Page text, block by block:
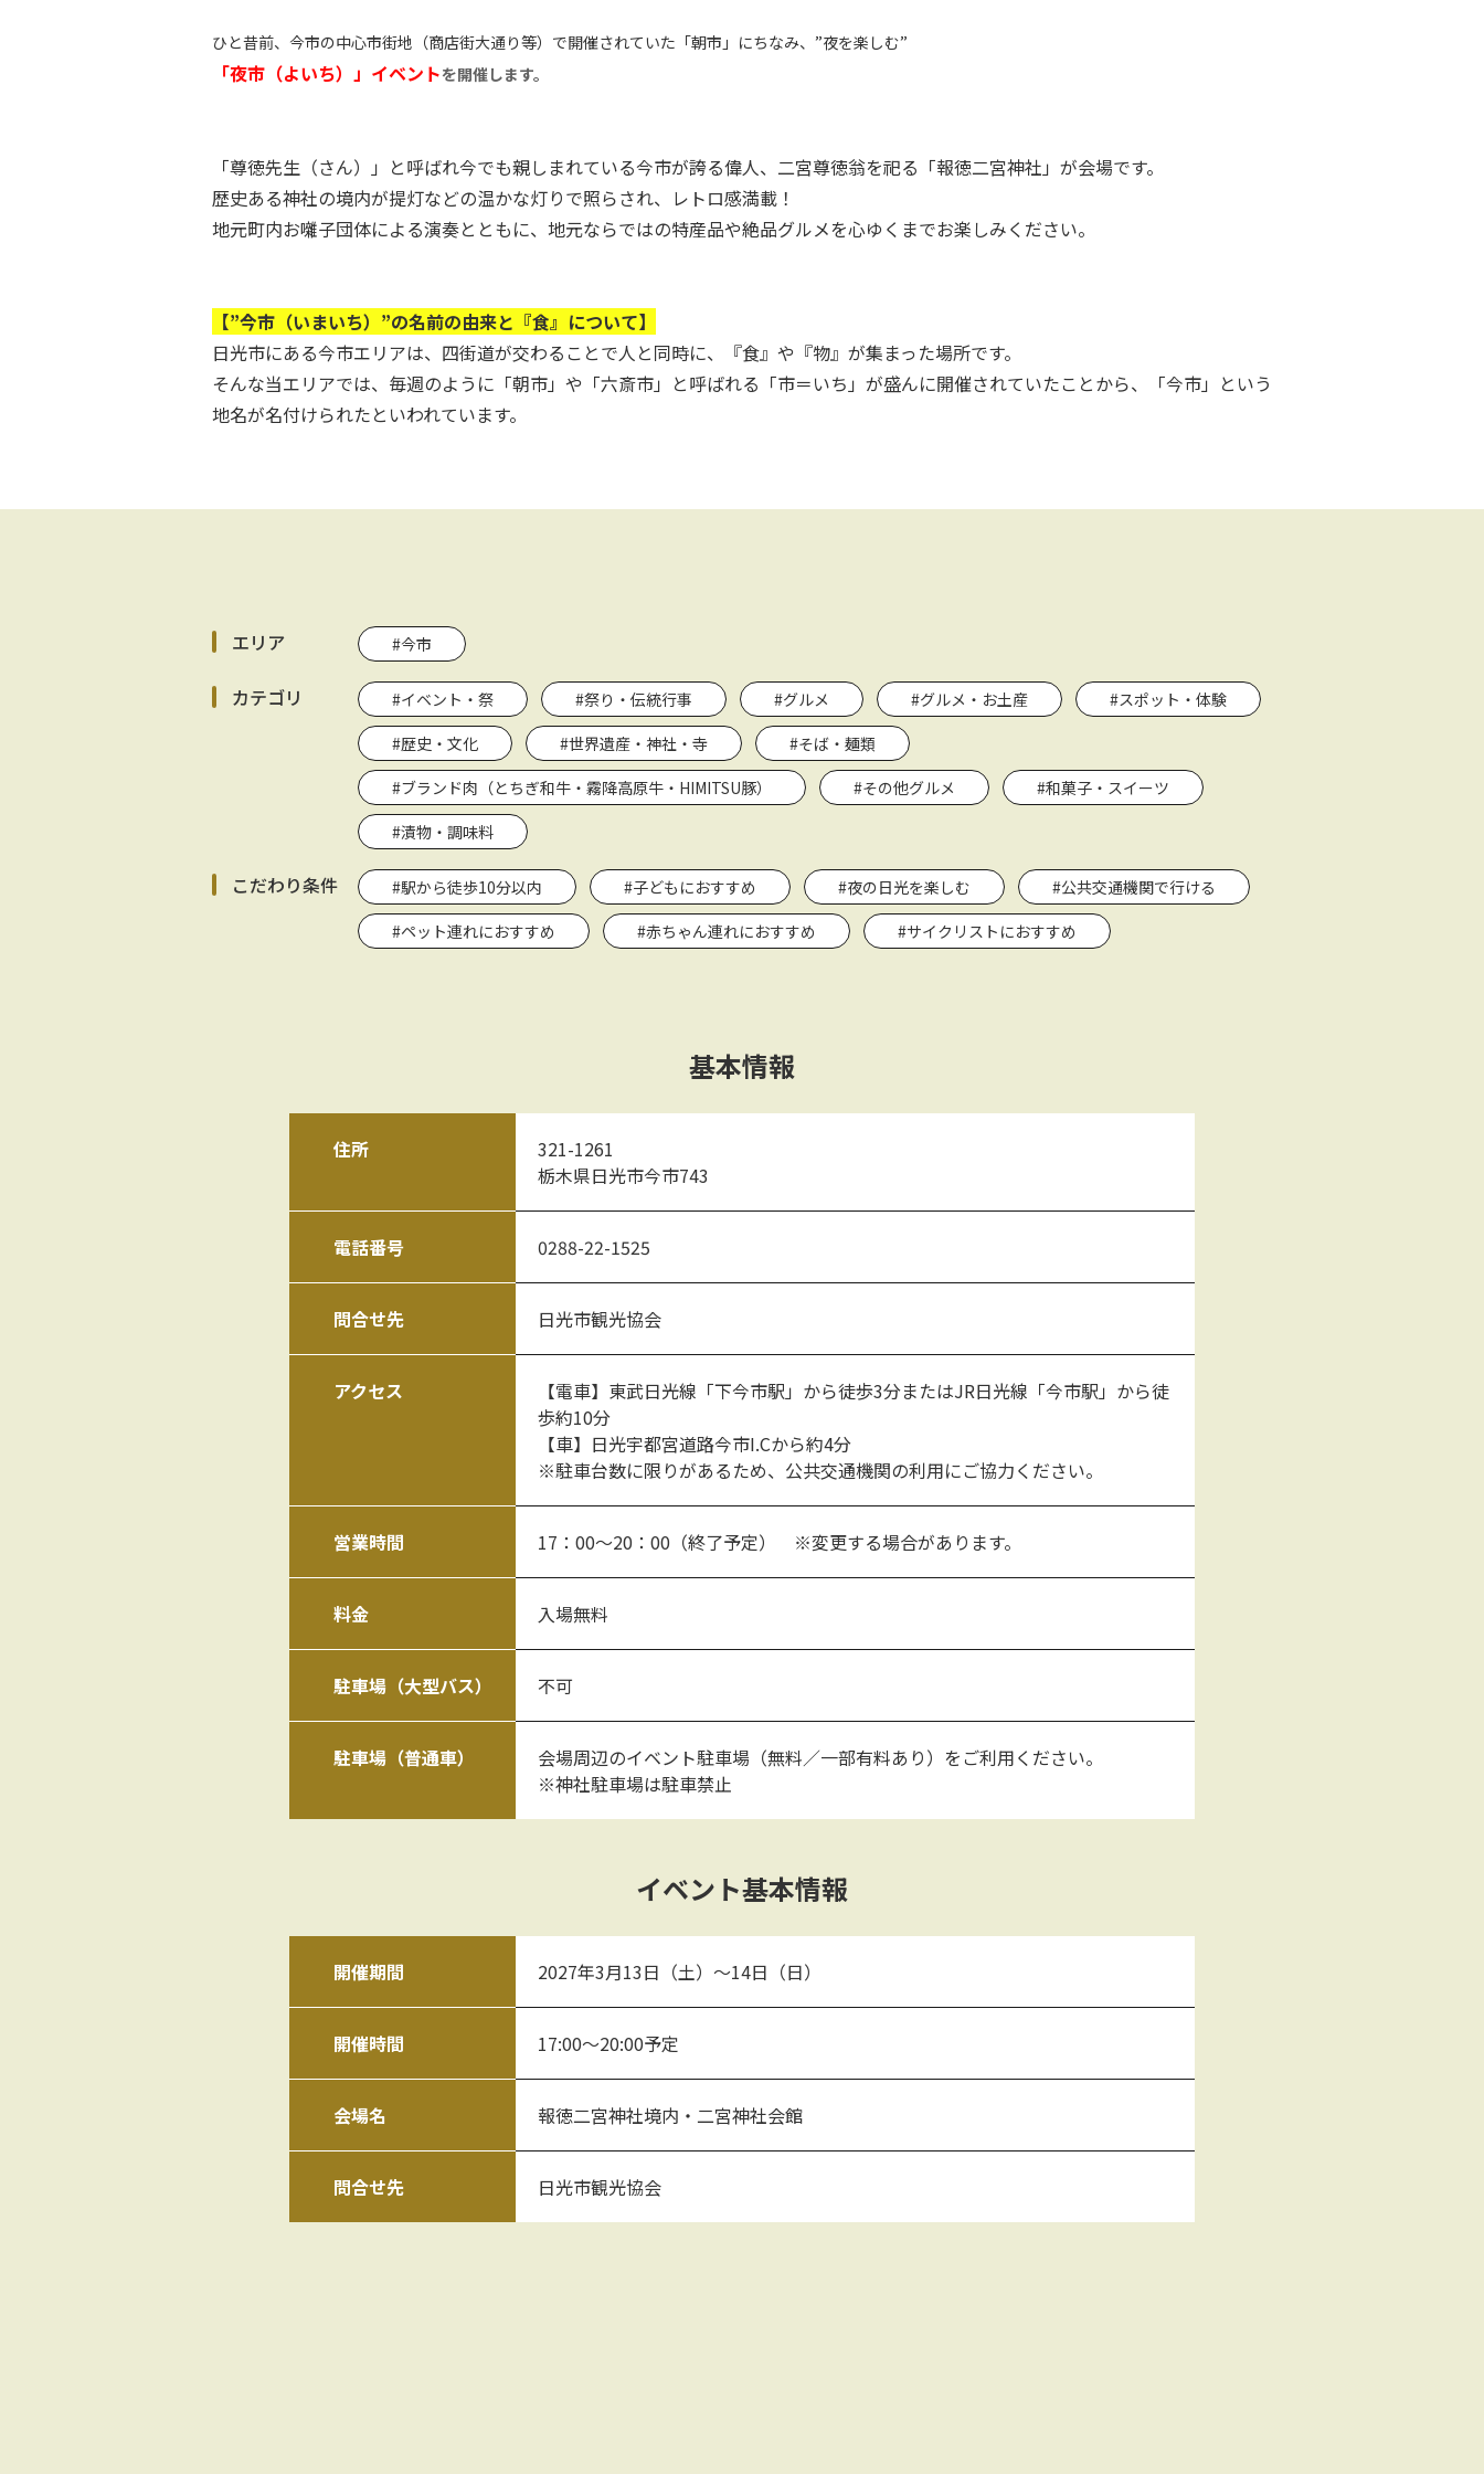
ひと昔前、今市の中心市街地（商店街大通り等）で開催されていた「朝市」にちなみ、”夜を楽しむ”
「夜市（よいち）」イベントを開催します。
「尊徳先生（さん）」と呼ばれ今でも親しまれている今市が誇る偉人、二宮尊徳翁を祀る「報徳二宮神社」が会場です。
歴史ある神社の境内が提灯などの温かな灯りで照らされ、レトロ感満載！
地元町内お囃子団体による演奏とともに、地元ならではの特産品や絶品グルメを心ゆくまでお楽しみください。
【”今市（いまいち）”の名前の由来と『食』について】
日光市にある今市エリアは、四街道が交わることで人と同時に、『食』や『物』が集まった場所です。
そんな当エリアでは、毎週のように「朝市」や「六斎市」と呼ばれる「市＝いち」が盛んに開催されていたことから、「今市」という
地名が名付けられたといわれています。
エリア #今市
カテゴリ #イベント・祭 #祭り・伝統行事 #グルメ #グルメ・お土産
#スポット・体験
#歴史・文化
#世界遺産・神社・寺
#そば・麺類
#ブランド肉（とちぎ和牛・霧降高原牛・HIMITSU豚）
#その他グルメ
#和菓子・スイーツ
#漬物・調味料
こだわり条件 #駅から徒歩10分以内 #子どもにおすすめ #夜の日光を楽しむ
#公共交通機関で行ける
#ペット連れにおすすめ
#赤ちゃん連れにおすすめ #サイクリストにおすすめ
基本情報
住所
321-1261
栃木県日光市今市743
電話番号 0288-22-1525
問合せ先 日光市観光協会
アクセス
【電車】東武日光線「下今市駅」から徒歩3分またはJR日光線「今市駅」から徒
歩約10分
【車】日光宇都宮道路今市I.Cから約4分
※駐車台数に限りがあるため、公共交通機関の利用にご協力ください。
営業時間 17：00～20：00（終了予定） ※変更する場合があります。
料金 入場無料
駐車場（大型バス） 不可
駐車場（普通車）
会場周辺のイベント駐車場（無料／一部有料あり）をご利用ください。
※神社駐車場は駐車禁止
イベント基本情報
開催期間 2027年3月13日（土）～14日（日）
開催時間 17:00～20:00予定
会場名 報徳二宮神社境内・二宮神社会館
問合せ先 日光市観光協会